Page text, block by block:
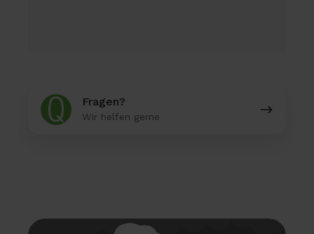
Fragen?
Wir helfen gerne
Fragen?